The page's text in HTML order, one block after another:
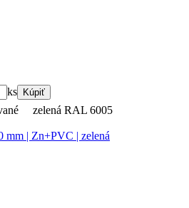
ks
Kúpiť
zelená RAL 6005
mm | Zn+PVC | zelená